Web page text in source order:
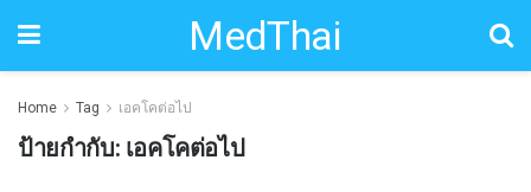
MedThai
Home Tag เอคโคต่อไป
ป้ายกำกับ: เอคโคต่อไป